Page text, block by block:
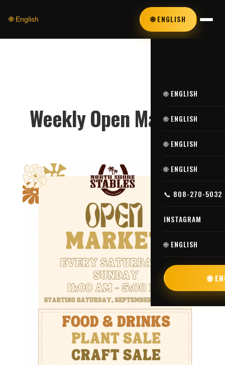
🌐 English 🌐 ENGLISH
🌐 ENGLISH
🌐 ENGLISH
🌐 ENGLISH
🌐 ENGLISH
📞 808-270-5032
INSTAGRAM
🌐 ENGLISH
🌐
Weekly Open Market!